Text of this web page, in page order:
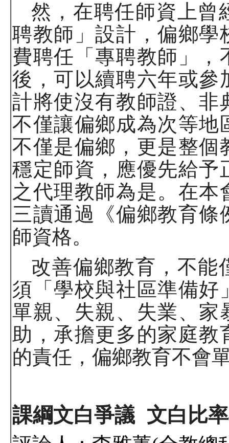
然，在聘任師資上曾
聘教師」設計，偏鄉學
費聘任「專聘教師」
後，可以續聘六年或參
計將使沒有教師證、非
不僅讓偏鄉成為次等地
不僅是偏鄉，更是整個
穩定師資，應優先給予
之代理教師為是。在
三讀通過《偏鄉教育
師資格。
改善偏鄉教育，不能
須「學校與社區準備好
單親、失親、失業、家
助，承擔更多的家庭教
的責任，偏鄉教育不會
課綱文白爭議 文白比